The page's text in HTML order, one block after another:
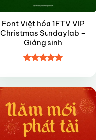
Font Việt hóa 1FTV VIP
Christmas Sundaylab –
Giáng sinh
hạng55
sao